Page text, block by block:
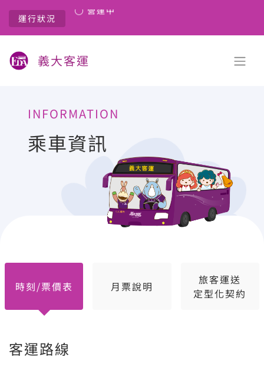
運行狀況
營運中
營運中
義大客運
INFORMATION
乘車資訊
時刻/票價表 月票說明
旅客運送
定型化契約
客運路線